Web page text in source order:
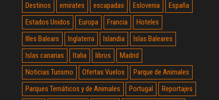
Destinos
emirates escapadas Eslovenia
España
Estados Unidos
Europa Francia
Hoteles
Illes Balears
Inglaterra Islandia
Islas Baleares
Islas canarias
Italia libros
Madrid
Noticias Turismo
Ofertas Vuelos
Parque de Animales
Parques Temáticos y de Animales
Portugal
Reportajes